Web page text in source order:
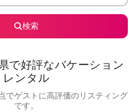
検索
で好評なバケーション
レンタル
でゲストに高評価のリスティング
です。